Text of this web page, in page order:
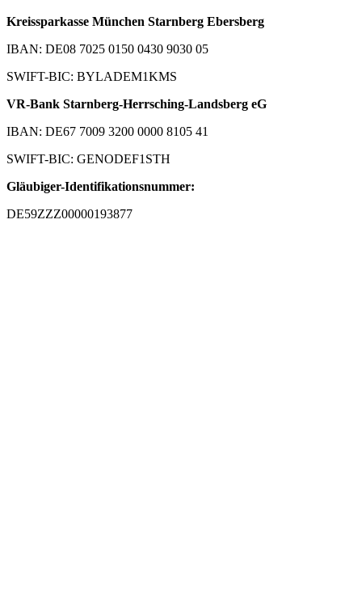
Kreissparkasse München Starnberg Ebersberg
IBAN: DE08 7025 0150 0430 9030 05
SWIFT-BIC: BYLADEM1KMS
VR-Bank Starnberg-Herrsching-Landsberg eG
IBAN: DE67 7009 3200 0000 8105 41
SWIFT-BIC: GENODEF1STH
Gläubiger-Identifikationsnummer:
DE59ZZZ00000193877